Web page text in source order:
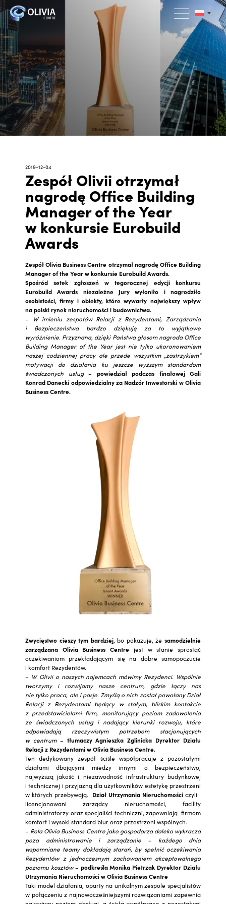
2019-12-04
Zespół Olivii otrzymał
nagrodę Office Building
Manager of the Year
w konkursie Eurobuild
Awards
Zespół Olivia Business Centre otrzymał nagrodę Office Building
Manager of the Year w konkursie Eurobuild Awards.
Spośród setek zgłoszeń w tegorocznej edycji konkursu
Eurobuild Awards niezależne Jury wyłoniło i nagrodziło
osobistości, firmy i obiekty, które wywarły największy wpływ
na polski rynek nieruchomości i budownictwa.
–
W imieniu zespołów Relacji z Rezydentami, Zarządzania
i Bezpieczeństwa bardzo dziękuję za to wyjątkowe
wyróżnienie. Przyznana, dzięki Państwa głosom nagroda Office
Building Manager of the Year jest nie tylko ukoronowaniem
naszej codziennej pracy ale przede wszystkim „zastrzykiem”
motywacji do działania ku jeszcze wyższym standardom
świadczonych usług– powiedział podczas finałowej Gali
Konrad Danecki odpowiedzialny za Nadzór Inwestorski w Olivia
Business Centre.
Zwycięstwo cieszy tym bardziej,bo pokazuje, żesamodzielnie
zarządzana Olivia Business Centre jest w stanie sprostać
oczekiwaniom przekładającym się na dobre samopoczucie
i komfort Rezydentów.
– W Olivii o naszych najemcach mówimy Rezydenci. Wspólnie
tworzymy i rozwijamy nasze centrum, gdzie łączy nas
nie tylko praca, ale i pasje. Zmyślą o nich został powołany Dział
Relacji z Rezydentami będący w stałym, bliskim kontakcie
z przedstawicielami firm, monitorujący poziom zadowolenia
ze świadczonych usług i nadający kierunki rozwoju, które
odpowiadają rzeczywistym potrzebom stacjonujących
w centrum– tłumaczy Agnieszka Zglinicka Dyrektor Działu
Relacji z Rezydentami w Olivia Business Centre.
Ten dedykowany zespół ściśle współpracuje z pozostałymi
działami dbającymi miedzy innymi o bezpieczeństwo,
najwyższą jakość i niezawodność infrastruktury budynkowej
i technicznej i przyjazną dla użytkowników estetykę przestrzeni
w których przebywają. Dział Utrzymania Nieruchomości czyli
licencjonowani zarządcy nieruchomości, facility
administratorzy oraz specjaliści techniczni, zapewniają firmom
komfort i wysoki standard biur oraz przestrzeni wspólnych.
– Rola Olivia Business Centre jako gospodarza daleko wykracza
poza administrowanie i zarządzanie – każdego dnia
wspomniane teamy dokładają starań, by spełnić oczekiwania
Rezydentów z jednoczesnym zachowaniem akceptowalnego
poziomu kosztów– podkreśla Monika Pietrzak Dyrektor Działu
Utrzymania Nieruchomości w Olivia Business Centre
Taki model działania, oparty na unikalnym zespole specjalistów
w połączeniu z najnowocześniejszymi rozwiązaniami zapewnia